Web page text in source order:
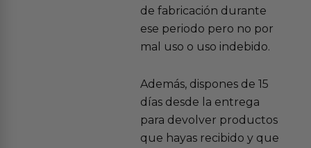
de fabricación durante
ese periodo pero no por
mal uso o uso indebido.
Además, dispones de 15
días desde la entrega
para devolver productos
que hayas recibido y que